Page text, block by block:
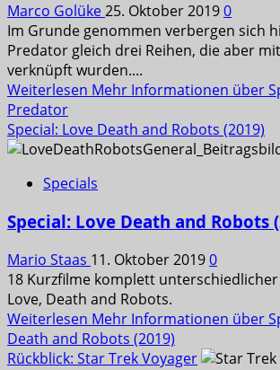
Marco Golüke25. Oktober 20190
Im Grunde genommen verbergen sich
Predator gleich drei Reihen, die aber
verknüpft wurden....
Weiterlesen Mehr Informationen über
Predator
Special: Love Death and Robots (2019)
Specials
Special: Love Death and Robots
Mario Staas 11. Oktober 20190
18 Kurzfilme komplett
Love, Death and Robots.
Weiterlesen Mehr Informationen über
Death and Robots (2019)
Rückblick: Star Trek Voyager